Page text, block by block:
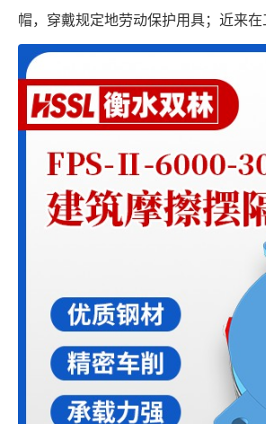
帽，穿戴规定地劳动保护用具；近来